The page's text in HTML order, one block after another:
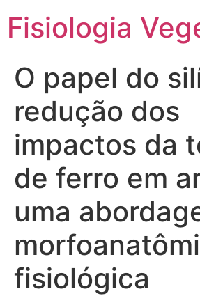
Fisiologia
O papel do
redução dos
impactos da
de ferro em
uma
fisiológica